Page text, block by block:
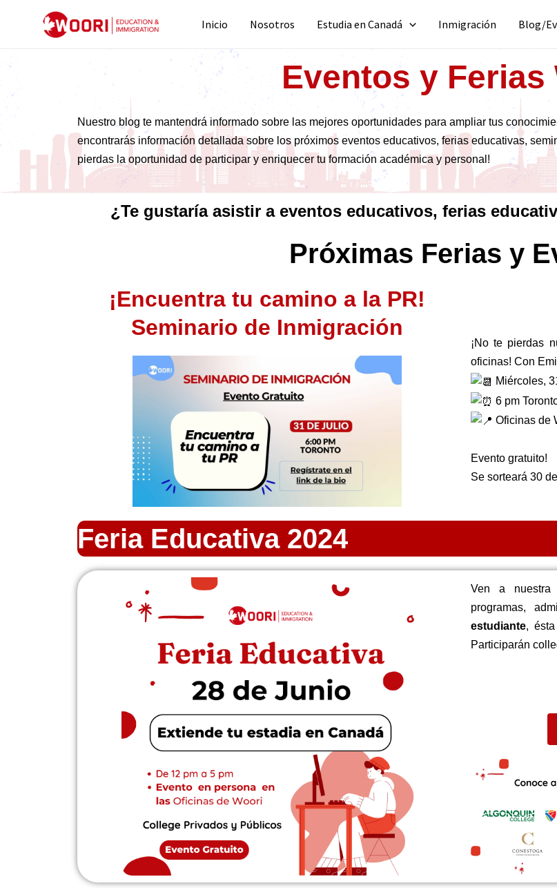
Inicio Nosotros Estudia en Canadá Inmigración Blog/
Eventos y Ferias
Nuestro blog te mantendrá informado sobre las mejores oportunidades para ampliar tus
encontrarás información detallada sobre los próximos eventos educativos, ferias educativas,
pierdas la oportunidad de participar y enriquecer tu formación académica y personal!
¿Te gustaría asistir a eventos educativos, ferias
Próximas Ferias y
¡Encuentra tu camino a la PR!
Seminario de Inmigración
¡No te pierdas
oficinas! Con
Miércoles,
6 pm
Oficinas de
Evento gratuito!
Se sorteará 30
Feria Educativa 2024
Ven a nuestra
programas,
estudiante,
Participarán